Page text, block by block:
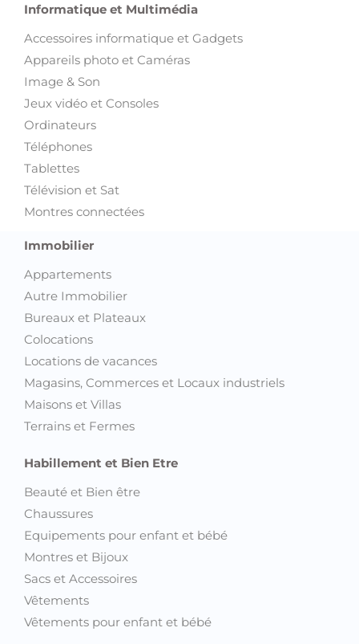
Informatique et Multimédia
Accessoires informatique et Gadgets
Appareils photo et Caméras
Image & Son
Jeux vidéo et Consoles
Ordinateurs
Téléphones
Tablettes
Télévision et Sat
Montres connectées
Immobilier
Appartements
Autre Immobilier
Bureaux et Plateaux
Colocations
Locations de vacances
Magasins, Commerces et Locaux industriels
Maisons et Villas
Terrains et Fermes
Habillement et Bien Etre
Beauté et Bien être
Chaussures
Equipements pour enfant et bébé
Montres et Bijoux
Sacs et Accessoires
Vêtements
Vêtements pour enfant et bébé